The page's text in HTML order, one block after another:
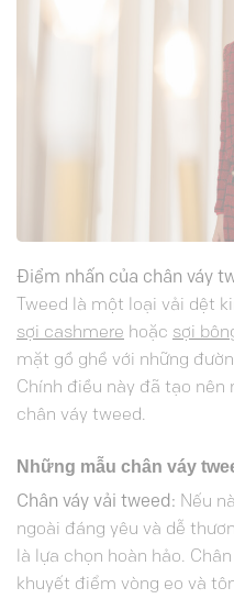
Điểm nhấn của chân váy
Tweed là một loại vải dệt
sợi cashmere hoặc sợi
mặt gồ ghề với những
Chính điều này đã tạo nên
chân váy tweed.
Những mẫu chân váy
Chân váy vải tweed: Nếu
ngoài đáng yêu và dễ
là lựa chọn hoàn hảo.
khuyết điểm vòng eo và